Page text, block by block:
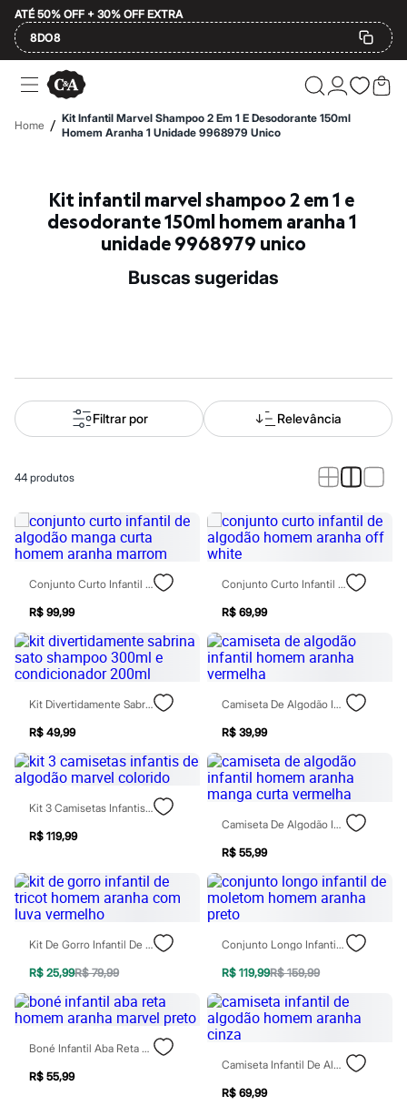
ATÉ 50% OFF + 30% OFF EXTRA
8DO8
Ofertas
Compre por Departamento
Feminino
Masculino
Plus Size
Até 20% off
Até 40% off
Blusas e Camisetas
Calças
Casacos e Jaquetas
Jeans
Saias
Vestidos
Acessórios
Bolsas
Bonés e Chapéus
Bijoux
Cintos
Óculos
Relógios
Calçados
Botas
Chinelos
Sandálias
Sapatilhas
Tênis
Marcas
City
Clock House
Mindset
Yessica
Acessórios
Blusas
Calçados
Leggings
Shorts e Bermudas
Tops
Moda íntima
Calcinhas
Cintas e Modeladores
Meias
Sutiãs e Tops
Moda praia
Biquínis
Home / Kit Infantil Marvel Shampoo 2 Em 1 E Desodorante 150ml
Homem Aranha 1 Unidade 9968979 Unico
Kit infantil marvel shampoo 2 em 1 e
desodorante 150ml homem aranha 1
unidade 9968979 unico
buscas sugeridas
Filtrar por Relevância
44 produtos
Conjunto Curto Infantil De Algodão Manga Curta Homem Aranha Marrom
R$ 99,99
Conjunto Curto Infantil De Algodão Homem Aranha Off White
R$ 69,99
Kit Divertidamente Sabrina Sato Shampoo 300ml E Condicionador 200ml
R$ 49,99
Camiseta De Algodão Infantil Homem Aranha Vermelha
R$ 39,99
Kit 3 Camisetas Infantis De Algodão Marvel Colorido
R$ 119,99
Camiseta De Algodão Infantil Homem Aranha Manga Curta Vermelha
R$ 55,99
Kit De Gorro Infantil De Tricot Homem Aranha Com Luva Vermelho
R$ 25,99R$ 79,99
Conjunto Longo Infantil De Moletom Homem Aranha Preto
R$ 119,99R$ 159,99
Boné Infantil Aba Reta Homem Aranha Marvel Preto
R$ 55,99
Camiseta Infantil De Algodão Homem Aranha Cinza
R$ 69,99